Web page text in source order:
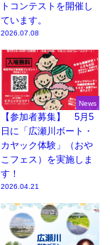
トコンテストを開催し
ています。
2026.07.08
News
【参加者募集】 5月5
日に「広瀬川ボート・
カヤック体験」（おや
こフェス）を実施しま
す！
2026.04.21